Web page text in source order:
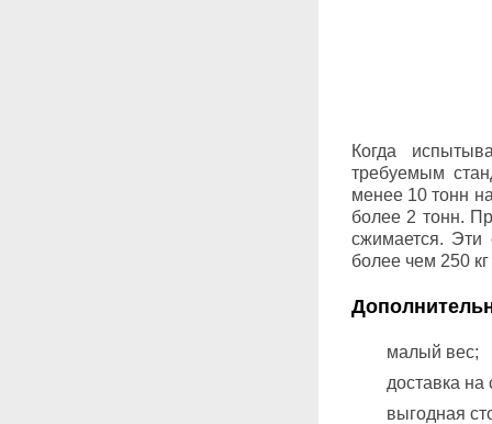
Когда
требуемым
менее 10 тонн
более 2 тонн.
сжимается. Эти
более чем 250
малый вес;
доставка на
выгодная